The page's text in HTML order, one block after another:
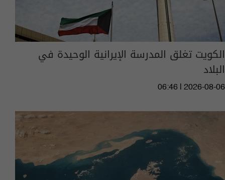
الكويت تغلق المدرسة الإيرانية الوحيدة في
البلاد
06:46 | 2026-08-06